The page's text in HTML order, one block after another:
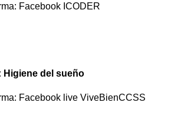
Facebook ICODER
Higiene del sueño
Facebook live ViveBienCCSS